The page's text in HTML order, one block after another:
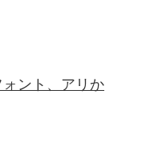
ント、アリか